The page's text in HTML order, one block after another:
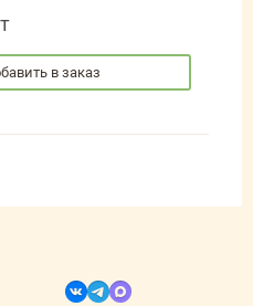
в заказ